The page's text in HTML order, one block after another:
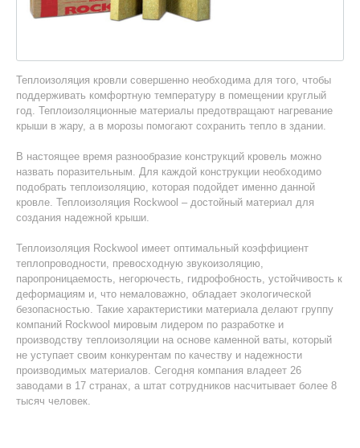
Теплоизоляция кровли совершенно необходима для того, чтобы
поддерживать комфортную температуру в помещении круглый
год. Теплоизоляционные материалы предотвращают нагревание
крыши в жару, а в морозы помогают сохранить тепло в здании.
В настоящее время разнообразие конструкций кровель можно
назвать поразительным. Для каждой конструкции необходимо
подобрать теплоизоляцию, которая подойдет именно данной
кровле. Теплоизоляция Rockwool – достойный материал для
создания надежной крыши.
Теплоизоляция Rockwool имеет оптимальный коэффициент
теплопроводности, превосходную звукоизоляцию,
паропроницаемость, негорючесть, гидрофобность, устойчивость к
деформациям и, что немаловажно, обладает экологической
безопасностью. Такие характеристики материала делают группу
компаний Rockwool мировым лидером по разработке и
производству теплоизоляции на основе каменной ваты, который
не уступает своим конкурентам по качеству и надежности
производимых материалов. Сегодня компания владеет 26
заводами в 17 странах, а штат сотрудников насчитывает более 8
тысяч человек.